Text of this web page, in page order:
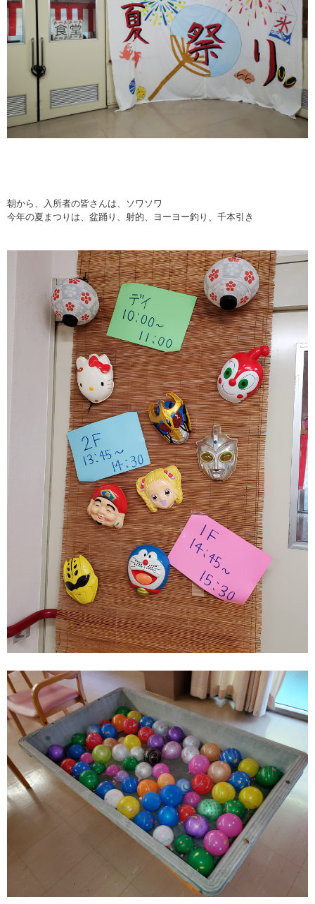
朝から、入所者の皆さんは、ソワソワ
今年の夏まつりは、盆踊り、射的、ヨーヨー釣り、千本引き